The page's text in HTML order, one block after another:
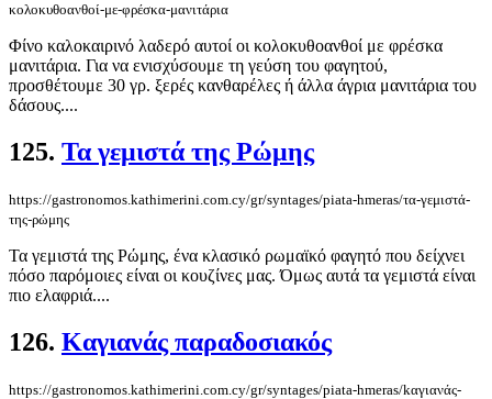
κολοκυθοανθοί-με-φρέσκα-μανιτάρια
Φίνο καλοκαιρινό λαδερό αυτοί οι κολοκυθοανθοί με φρέσκα
μανιτάρια. Για να ενισχύσουμε τη γεύση του φαγητού,
προσθέτουμε 30 γρ. ξερές κανθαρέλες ή άλλα άγρια μανιτάρια του
δάσους....
125. Τα γεμιστά της Ρώμης
https://gastronomos.kathimerini.com.cy/gr/syntages/piata-hmeras/τα-γεμιστά-
της-ρώμης
Τα γεμιστά της Ρώμης, ένα κλασικό ρωμαϊκό φαγητό που δείχνει
πόσο παρόμοιες είναι οι κουζίνες μας. Όμως αυτά τα γεμιστά είναι
πιο ελαφριά....
126. Kαγιανάς παραδοσιακός
https://gastronomos.kathimerini.com.cy/gr/syntages/piata-hmeras/kαγιανάς-